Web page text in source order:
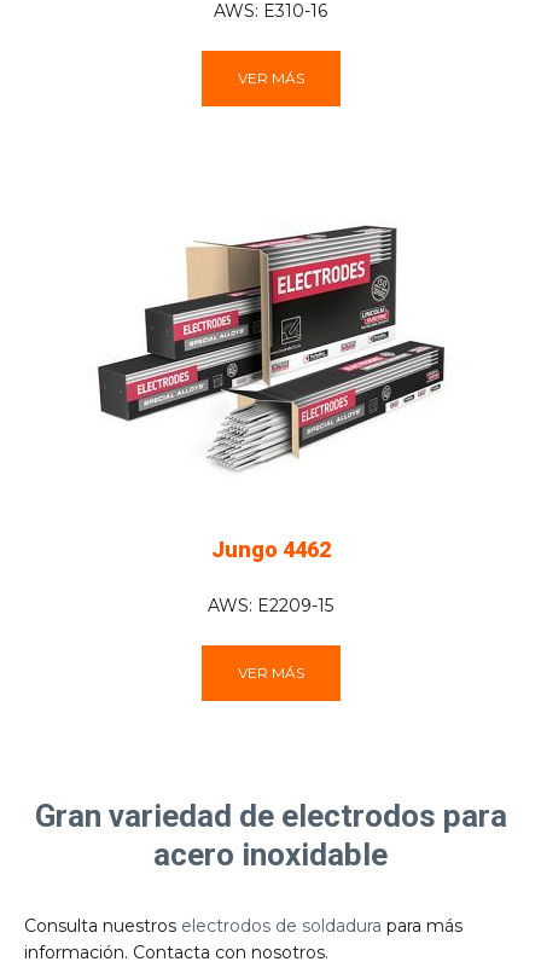
AWS: E310-16
VER MÁS
Jungo 4462
AWS: E2209-15
VER MÁS
Gran variedad de electrodos para
acero inoxidable
Consulta nuestros electrodos de soldadura para más
información. Contacta con nosotros.